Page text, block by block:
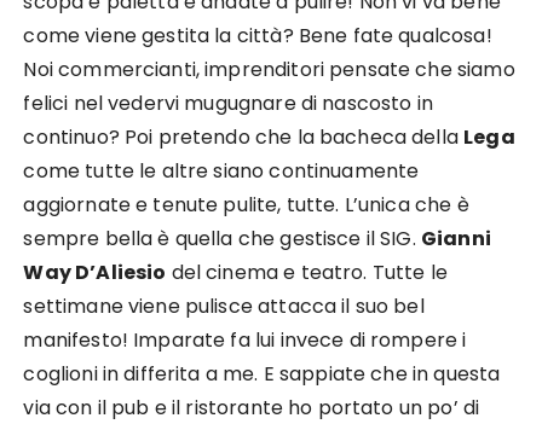
come viene gestita la città? Bene fate qualcosa!
Noi commercianti, imprenditori pensate che siamo
felici nel vedervi mugugnare di nascosto in
continuo? Poi pretendo che la bacheca della Lega
come tutte le altre siano continuamente
aggiornate e tenute pulite, tutte. L’unica che è
sempre bella è quella che gestisce il SIG. Gianni
Way D’Aliesio del cinema e teatro. Tutte le
settimane viene pulisce attacca il suo bel
manifesto! Imparate fa lui invece di rompere i
coglioni in differita a me. E sappiate che in questa
via con il pub e il ristorante ho portato un po’ di